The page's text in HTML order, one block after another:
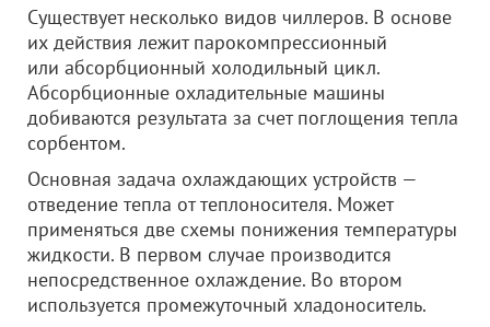
Существует несколько видов чиллеров. В основе
их действия лежит парокомпрессионный
или абсорбционный холодильный цикл.
Абсорбционные охладительные машины
добиваются результата за счет поглощения тепла
сорбентом.
Основная задача охлаждающих устройств —
отведение тепла от теплоносителя. Может
применяться две схемы понижения температуры
жидкости. В первом случае производится
непосредственное охлаждение. Во втором
используется промежуточный хладоноситель.